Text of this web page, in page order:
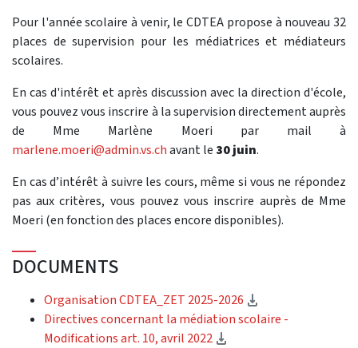
Pour l'année scolaire à venir, le CDTEA propose à nouveau 32
places de supervision pour les médiatrices et médiateurs
scolaires.
En cas d'intérêt et après discussion avec la direction d'école,
vous pouvez vous inscrire à la supervision directement auprès
de Mme Marlène Moeri par mail à
marlene.moeri@admin.vs.chavant le 30 juin.
En cas d’intérêt à suivre les cours, même si vous ne répondez
pas aux critères, vous pouvez vous inscrire auprès de Mme
Moeri (en fonction des places encore disponibles).
DOCUMENTS
Organisation CDTEA_ZET 2025-2026
Directives concernant la médiation scolaire -
Modifications art. 10, avril 2022